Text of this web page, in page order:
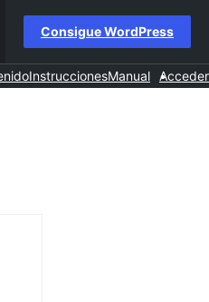
Consigue WordPress
InstruccionesManual Acceder